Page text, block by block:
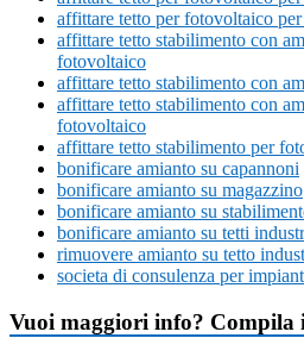
affittare tetto per fotovoltaico
affittare tetto stabilimento con
fotovoltaico
affittare tetto stabilimento con
affittare tetto stabilimento con
fotovoltaico
affittare tetto stabilimento per
bonificare amianto su capannoni
bonificare amianto su magazzino
bonificare amianto su
bonificare amianto su tetti
rimuovere amianto su tetto
societa di consulenza per
Vuoi maggiori info? Compila